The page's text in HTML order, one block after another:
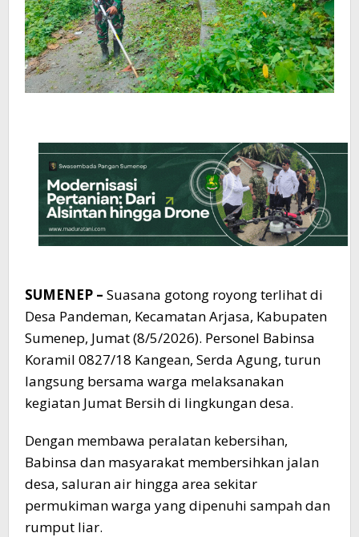
SUMENEP – Suasana gotong royong terlihat di
Desa Pandeman, Kecamatan Arjasa, Kabupaten
Sumenep, Jumat (8/5/2026). Personel Babinsa
Koramil 0827/18 Kangean, Serda Agung, turun
langsung bersama warga melaksanakan
kegiatan Jumat Bersih di lingkungan desa.
Dengan membawa peralatan kebersihan,
Babinsa dan masyarakat membersihkan jalan
desa, saluran air hingga area sekitar
permukiman warga yang dipenuhi sampah dan
rumput liar.